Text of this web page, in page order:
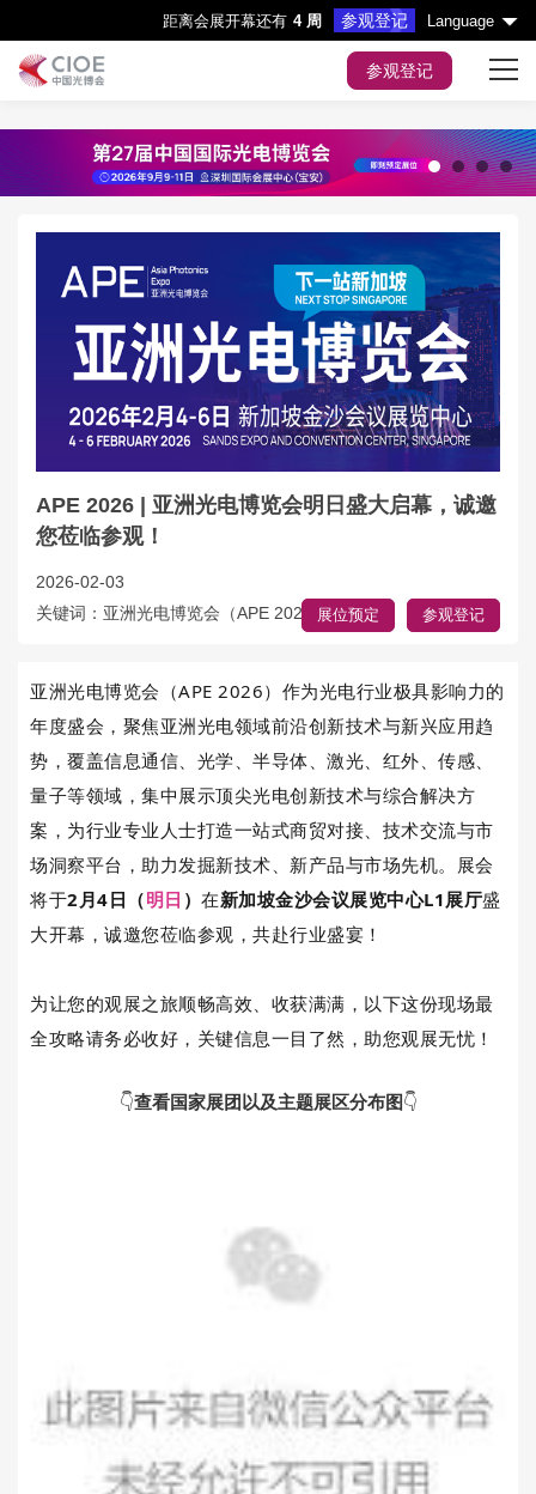
参观登记
距离会展开幕还有 4 周 参观登记 Language
首页
展会主题
会议&活动
媒体中心
展会指引
APE 2026 | 亚洲光电博览会明日盛大启幕，诚邀
您莅临参观！
2026-02-03
关键词：亚洲光电博览会（APE 2026）展位预定 参观登记
亚洲光电博览会（APE 2026）作为光电行业极具影响力的
年度盛会，聚焦亚洲光电领域前沿创新技术与新兴应用趋
势，覆盖信息通信、光学、半导体、激光、红外、传感、
量子等领域，集中展示顶尖光电创新技术与综合解决方
案，为行业专业人士打造一站式商贸对接、技术交流与市
场洞察平台，助力发掘新技术、新产品与市场先机。展会
将于2月4日（明日 ）在新加坡金沙会议展览中心L1展厅盛
大开幕，诚邀您莅临参观，共赴行业盛宴！
为让您的观展之旅顺畅高效、收获满满，以下这份现场最
全攻略请务必收好，关键信息一目了然，助您观展无忧！
👇查看国家展团以及主题展区分布图👇